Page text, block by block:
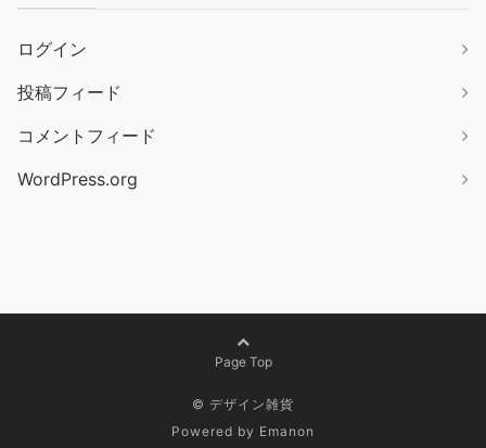
ログイン
投稿フィード
コメントフィード
WordPress.org
Page Top
© デザイン雑貨
Powered by Emanon